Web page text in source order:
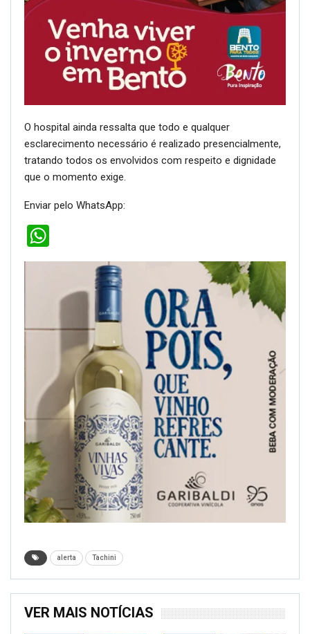
O hospital ainda ressalta que todo e qualquer
esclarecimento necessário é realizado presencialmente,
tratando todos os envolvidos com respeito e dignidade
que o momento exige.
Enviar pelo WhatsApp:
alerta Tachini
VER MAIS NOTÍCIAS